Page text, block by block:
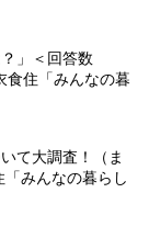
」＜回答数
食住「みんなの暮
て大調査！（ま
みんなの暮らし